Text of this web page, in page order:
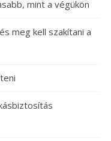
mint a végükön
meg kell szakítani a